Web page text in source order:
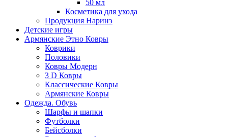
50 мл
Косметика для ухода
Продукция Наринэ
Детские игры
Армянские Этно Ковры
Коврики
Половики
Ковры Модерн
3 D Ковры
Классические Ковры
Армянские Ковры
Одежда. Обувь
Шарфы и шапки
Футболки
Бейсболки